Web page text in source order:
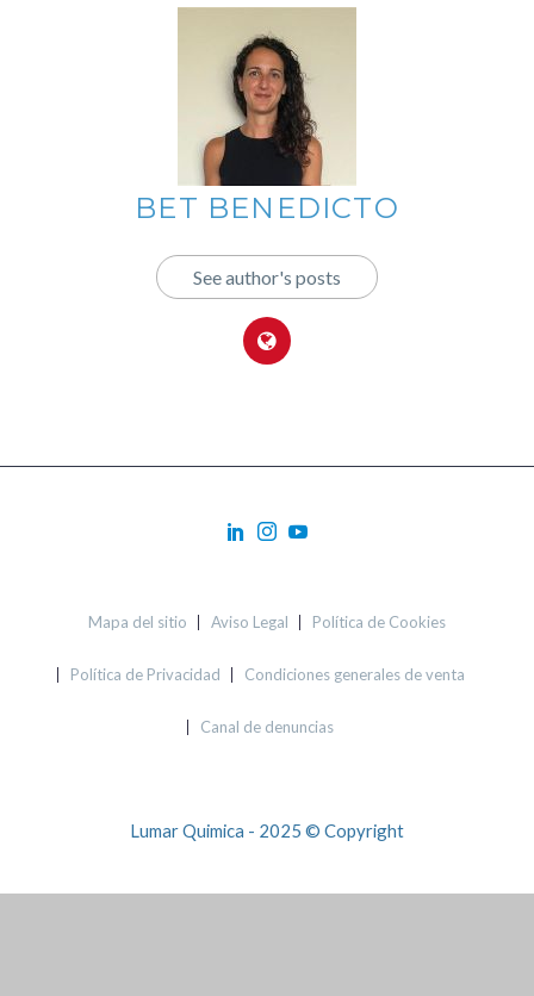
BET BENEDICTO
See author's posts
Mapa del sitio Aviso Legal Política de Cookies
Política de Privacidad Condiciones generales de venta
Canal de denuncias
Lumar Quimica - 2025 © Copyright